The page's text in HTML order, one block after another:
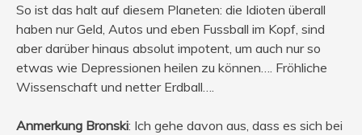
So ist das halt auf diesem Planeten: die Idioten überall
haben nur Geld, Autos und eben Fussball im Kopf, sind
aber darüber hinaus absolut impotent, um auch nur so
etwas wie Depressionen heilen zu können…. Fröhliche
Wissenschaft und netter Erdball….
Anmerkung Bronski: Ich gehe davon aus, dass es sich bei